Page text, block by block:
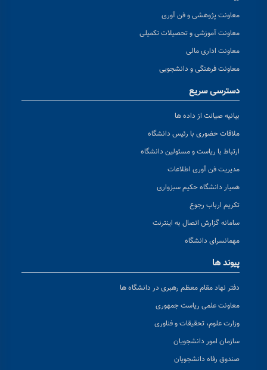
معاونت پژوهشی و فن آوری
معاونت آموزشی و تحصیلات تکمیلی
معاونت اداری مالی
معاونت فرهنگی و دانشجویی
دسترسی سریع
بیانیه صیانت از داده ها
ملاقات حضوری با رئیس دانشگاه
ارتباط با ریاست و مسئولین دانشگاه
مدیریت فن آوری اطلاعات
همیار دانشگاه حکیم سبزواری
تکریم ارباب رجوع
سامانه گزارش اتصال به اینترنت
مهمانسرای دانشگاه
پیوند ها
دفتر نهاد مقام معظم رهبری در دانشگاه ها
معاونت علمی ریاست جمهوری
وزارت علوم، تحقیقات و فناوری
سازمان امور دانشجویان
صندوق رفاه دانشجویان